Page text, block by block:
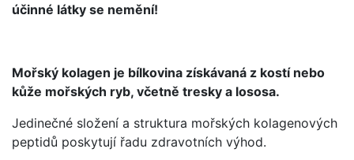
účinné látky se nemění!
Mořský kolagen je bílkovina získávaná z kostí nebo
kůže mořských ryb, včetně tresky a lososa.
Jedinečné složení a struktura mořských kolagenových
peptidů poskytují řadu zdravotních výhod.